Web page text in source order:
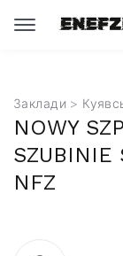
Заклади >
NOWY
SZUBINIE
NFZ